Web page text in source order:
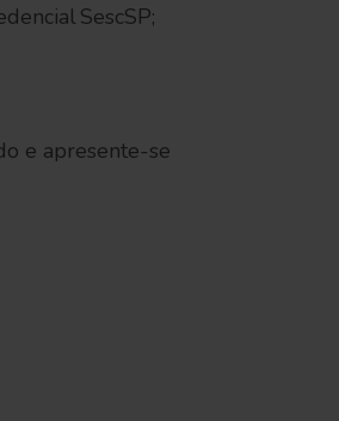
SescSP;
e apresente-se